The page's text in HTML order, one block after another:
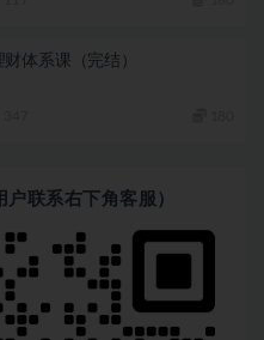
体系课（完结）
联系右下角客服）